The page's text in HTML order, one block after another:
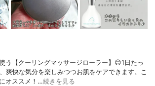
う【クーリングマッサージローラー】😊1日たっ
爽快な気分を楽しみつつお肌をケアできます。こ
オススメ！…続きを見る